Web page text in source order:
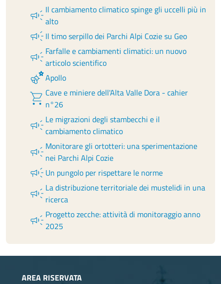
campaign Il cambiamento climatico spinge gli uccelli più in
alto
campaign Il timo serpillo dei Parchi Alpi Cozie su Geo
campaign Farfalle e cambiamenti climatici: un nuovo
articolo scientifico
emoji_natureApollo
shopping_cart Cave e miniere dell'Alta Valle Dora - cahier
n°26
campaign Le migrazioni degli stambecchi e il
cambiamento climatico
campaign Monitorare gli ortotteri: una sperimentazione
nei Parchi Alpi Cozie
campaign Un pungolo per rispettare le norme
campaign La distribuzione territoriale dei mustelidi in una
ricerca
campaign Progetto zecche: attività di monitoraggio anno
2025
AREA RISERVATA